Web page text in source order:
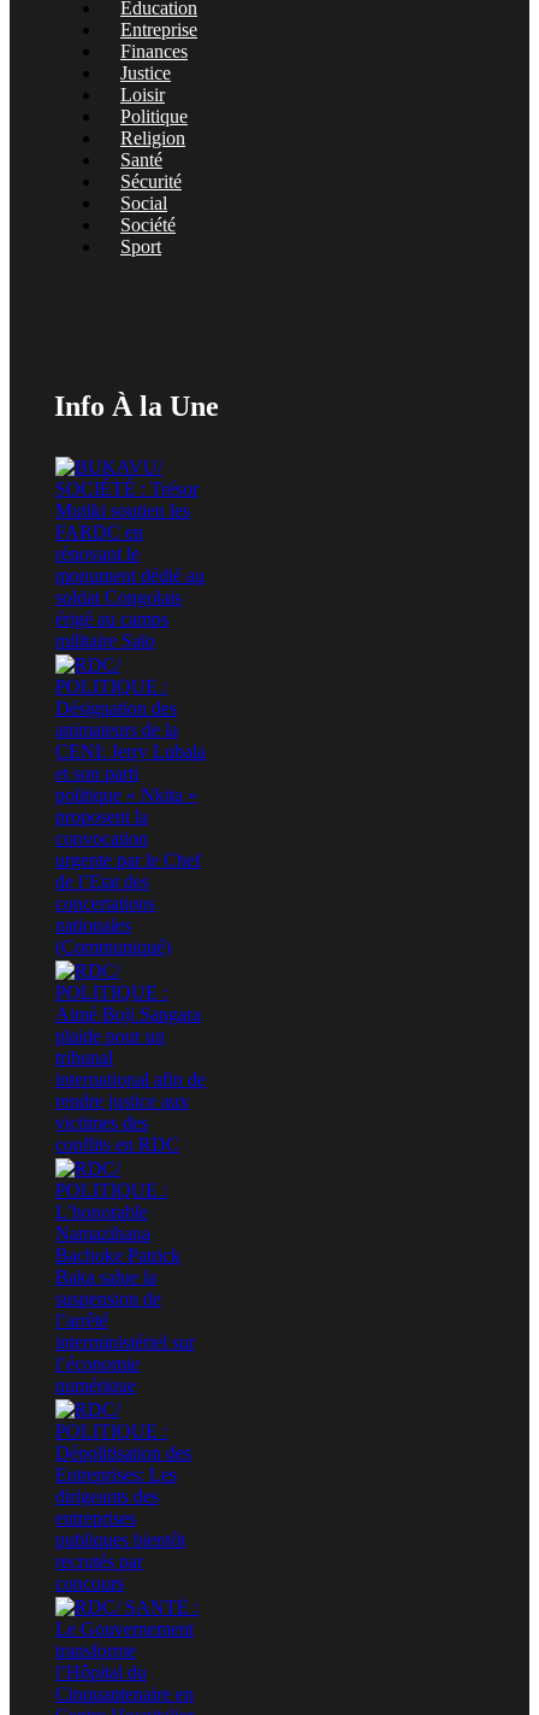
Éducation
Entreprise
Finances
Justice
Loisir
Politique
Religion
Santé
Sécurité
Social
Société
Sport
Info À la Une